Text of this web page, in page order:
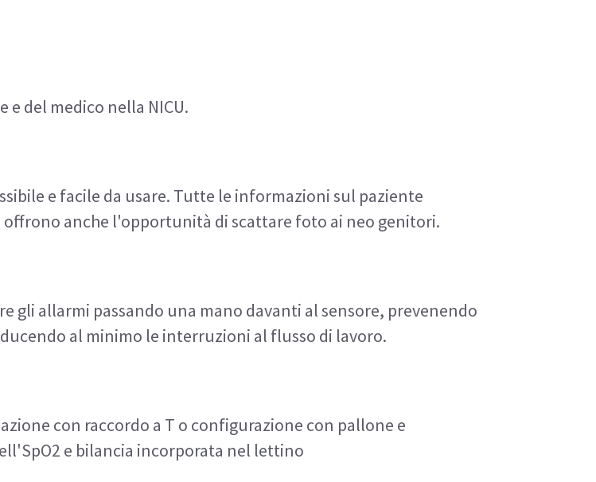
e del medico nella NICU.
e facile da usare. Tutte le informazioni sul paziente
anche l'opportunità di scattare foto ai neo genitori.
gli allarmi passando una mano davanti al sensore, prevenendo
al minimo le interruzioni al flusso di lavoro.
con raccordo a T o configurazione con pallone e
e bilancia incorporata nel lettino